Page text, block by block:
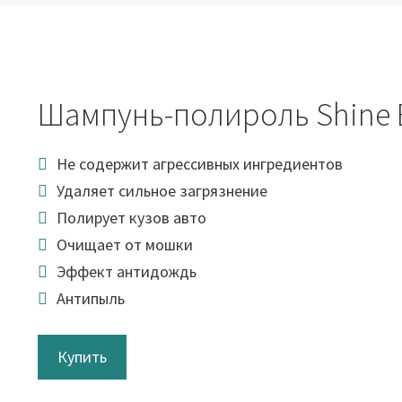
Шампунь-полироль Shine
Не содержит агрессивных ингредиентов
Удаляет сильное загрязнение
Полирует кузов авто
Очищает от мошки
Эффект антидождь
Антипыль
Купить